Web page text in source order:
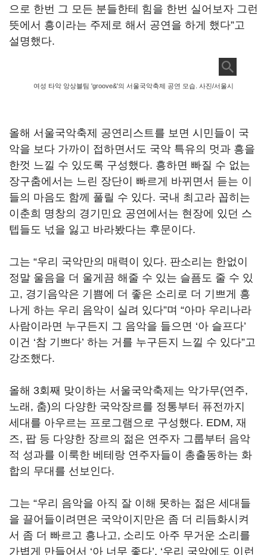
으로 한번 그 모든 분들한테 힘을 한번 실어보자 그런
뜻에서 흥이라는 주제로 해서 공연을 하게 했다”고
설명했다.
여성 타악 앙상블팀 'groove&'의 서울국악축제 공연 모습. 사진/서울시
올해 서울국악축제 공연리스트를 보면 시민들이 국
악을 보다 가까이 접하면서도 국악 특유의 멋과 흥을
한껏 느낄 수 있도록 구성했다. 흥하면 빠질 수 없는
장구춤에서는 느린 장단이 빠르게 바뀌면서 듣는 이
들의 마음도 함께 풀릴 수 있다. 국내 최고라 꼽히는
이춘희 명창의 경기민요 공연에서는 현장에 있던 스
텝들도 넋을 잃고 바라봤다는 후문이다.
그는 “우리 국악만의 매력이 있다. 판소리는 한없이
정말 울음을 더 울게끔 해줄 수 있는 슬픔도 줄 수 있
고, 경기음악은 기쁨에 더 좋은 소리로 더 기쁘게 흥
나게 하는 우리 음악이 실려 있다”며 “아마 우리나라
사람이라면 누구든지 그 음악을 들으면 ‘아 슬프다’
이건 ‘참 기쁘다’ 하는 거를 누구든지 느낄 수 있다”고
강조했다.
올해 3회째 맞이하는 서울국악축제는 악가무(연주,
노래, 춤)의 다양한 국악장르를 정통부터 퓨전까지
세대를 아우르는 프로그램으로 구성했다. EDM, 재
즈, 팝 등 다양한 장르의 젊은 연주자 그룹부터 음악
적 성과를 이룩한 베테랑 연주자들이 총출동하는 화
합의 무대를 선보인다.
그는 “우리 음악을 아직 잘 이해 못하는 젊은 세대들
을 끌어들이려면은 국악이지만은 좀 더 리듬화시켜
서 좀 더 빠르고 흥나고, 소리도 아주 무거운 소리를
가볍게 만들어서 ‘아 너무 좋다’, ‘우리 국악에도 이런